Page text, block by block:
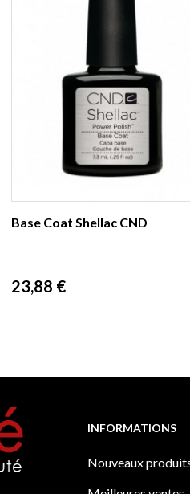
Base Coat Shellac CND
Prix
23,88 €
INFORMATIONS
Nouveaux